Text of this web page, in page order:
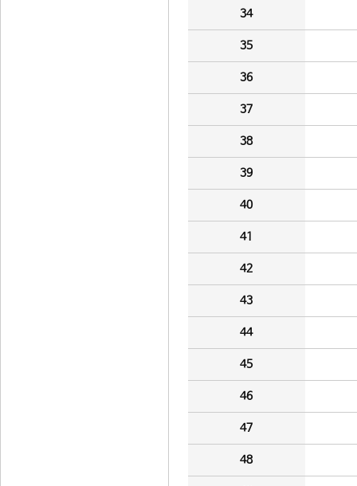
34
35
36
37
38
39
40
41
42
43
44
45
46
47
48